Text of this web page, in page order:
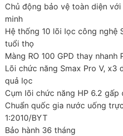
Chủ động bảo vệ toàn diện
minh
Hệ thống 10 lõi lọc công nghệ
tuổi thọ
Màng RO 100 GPD thay
Lõi chức năng Smax Pro V, x3
quả lọc
Cụm lõi chức năng HP 6.2
Chuẩn quốc gia nước uống
1:2010/BYT
Bảo hành 36 tháng